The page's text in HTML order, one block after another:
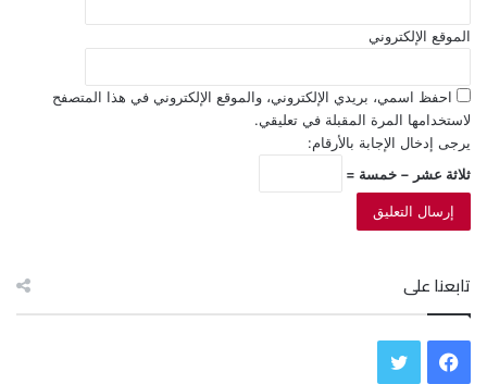
الموقع الإلكتروني
احفظ اسمي، بريدي الإلكتروني، والموقع الإلكتروني في هذا المتصفح
لاستخدامها المرة المقبلة في تعليقي.
يرجى إدخال الإجابة بالأرقام:
ثلاثة عشر − خمسة =
تابعنا على